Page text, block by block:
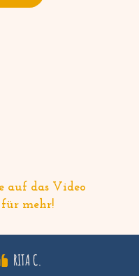
auf das Video
für mehr!
RITA C.